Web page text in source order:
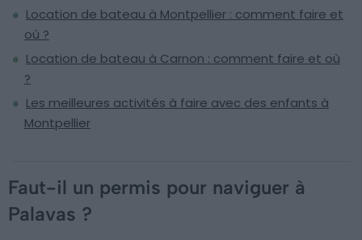
Location de bateau à Montpellier : comment faire et
où ?
Location de bateau à Carnon : comment faire et où
?
Les meilleures activités à faire avec des enfants à
Montpellier
Faut-il un permis pour naviguer à
Palavas ?